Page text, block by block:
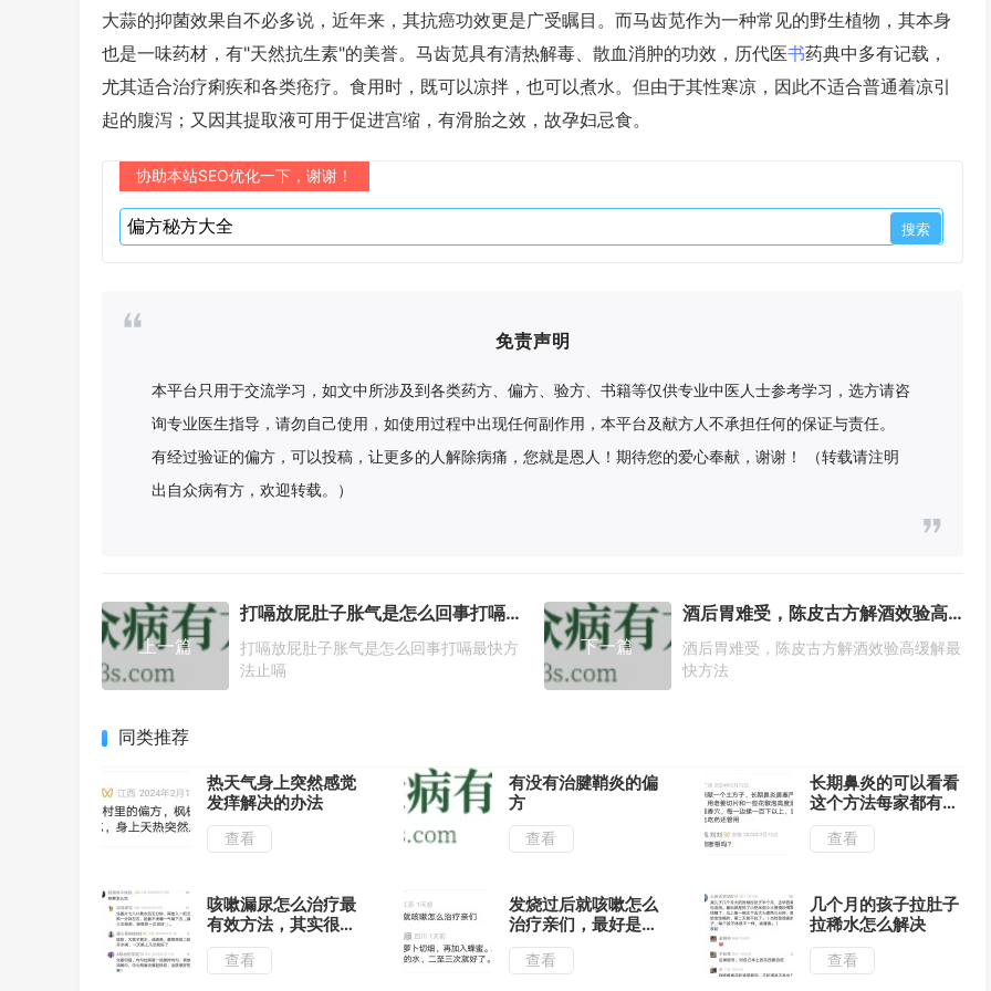
大蒜的抑菌效果自不必多说，近年来，其抗癌功效更是广受瞩目。而马齿苋作为一种常见的野生植物，其本身
也是一味药材，有"天然抗生素"的美誉。马齿苋具有清热解毒、散血消肿的功效，历代医书药典中多有记载，
尤其适合治疗痢疾和各类疮疗。食用时，既可以凉拌，也可以煮水。但由于其性寒凉，因此不适合普通着凉引
起的腹泻；又因其提取液可用于促进宫缩，有滑胎之效，故孕妇忌食。
协助本站SEO优化一下，谢谢！
免责声明
本平台只用于交流学习，如文中所涉及到各类药方、偏方、验方、书籍等仅供专业中医人士参考学习，选方请咨
询专业医生指导，请勿自己使用，如使用过程中出现任何副作用，本平台及献方人不承担任何的保证与责任。
有经过验证的偏方，可以投稿，让更多的人解除病痛，您就是恩人！期待您的爱心奉献，谢谢！ （转载请注明
出自众病有方，欢迎转载。）
上一篇
打嗝放屁肚子胀气是怎么回事打嗝最快方法止嗝
打嗝放屁肚子胀气是怎么回事打嗝最快方
法止嗝
下一篇
酒后胃难受，陈皮古方解酒效验高缓解最快方法
酒后胃难受，陈皮古方解酒效验高缓解最
快方法
同类推荐
热天气身上突然感觉
发痒解决的办法
查看
有没有治腱鞘炎的偏
方
查看
长期鼻炎的可以看看
这个方法每家都有不
用喝
查看
咳嗽漏尿怎么治疗最
有效方法，其实很简
单
查看
发烧过后就咳嗽怎么
治疗亲们，最好是食
疗方
查看
几个月的孩子拉肚子
拉稀水怎么解决
查看